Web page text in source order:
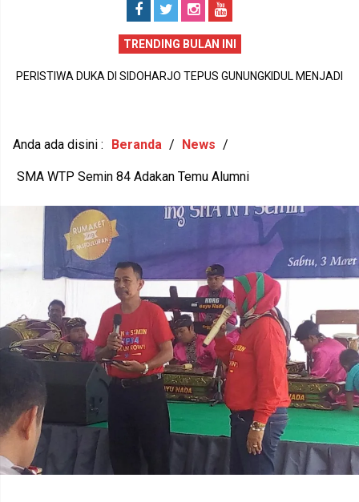
TRENDING BULAN INI
PERISTIWA DUKA DI SIDOHARJO TEPUS GUNUNGKIDUL MENJADI
Anda ada disini : Beranda / News /
SMA WTP Semin 84 Adakan Temu Alumni